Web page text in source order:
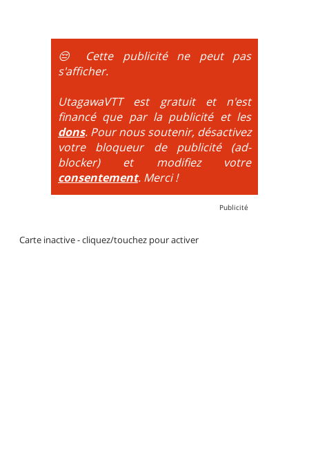
obligatoire.
DH / Gravity : Seule la descente se passe sur le vélo.
La montée est faite via navette ou remontée
mécanique. La difficulté de la descente est indiquée
par des couleurs lorsqu'il s'agit de bikeparks. Vélo
tout suspendu et protections du corps obligatoires.
😔 Cette publicité ne peut pas
s'afficher.
UtagawaVTT est gratuit et n'est
financé que par la publicité et les
dons. Pour nous soutenir, désactivez
votre bloqueur de publicité (ad-
blocker) et modifiez votre
consentement. Merci !